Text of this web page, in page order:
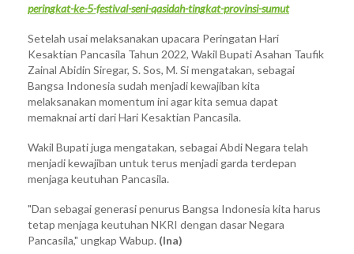
peringkat-ke-5-festival-seni-qasidah-tingkat-provinsi-sumut
Setelah usai melaksanakan upacara Peringatan Hari
Kesaktian Pancasila Tahun 2022, Wakil Bupati Asahan Taufik
Zainal Abidin Siregar, S. Sos, M. Si mengatakan, sebagai
Bangsa Indonesia sudah menjadi kewajiban kita
melaksanakan momentum ini agar kita semua dapat
memaknai arti dari Hari Kesaktian Pancasila.
Wakil Bupati juga mengatakan, sebagai Abdi Negara telah
menjadi kewajiban untuk terus menjadi garda terdepan
menjaga keutuhan Pancasila.
"Dan sebagai generasi penurus Bangsa Indonesia kita harus
tetap menjaga keutuhan NKRI dengan dasar Negara
Pancasila," ungkap Wabup. (Ina)